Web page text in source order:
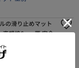
の滑り止めマット
規格6mm厚 安全
ップ 温泉 シート
ー バスマット
料¥900